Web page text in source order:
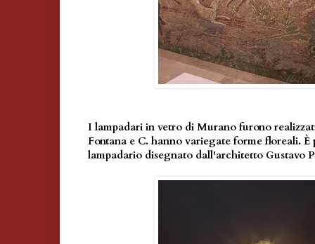
I lampadari in vetro di Murano furono
Fontana e C. hanno variegate forme floreali. È
lampadario disegnato dall'architetto Gustavo